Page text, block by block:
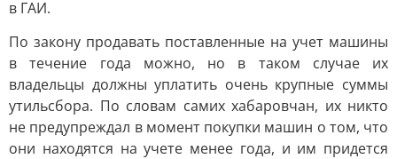
в ГАИ.
По закону продавать поставленные на учет машины
в течение года можно, но в таком случае их
владельцы должны уплатить очень крупные суммы
утильсбора. По словам самих хабаровчан, их никто
не предупреждал в момент покупки машин о том, что
они находятся на учете менее года, и им придется